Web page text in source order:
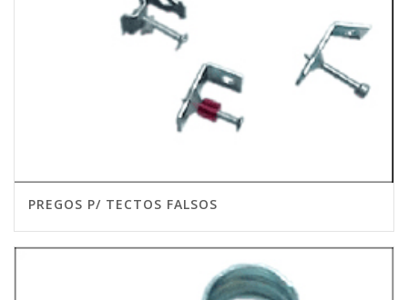
PREGOS P/ TECTOS FALSOS